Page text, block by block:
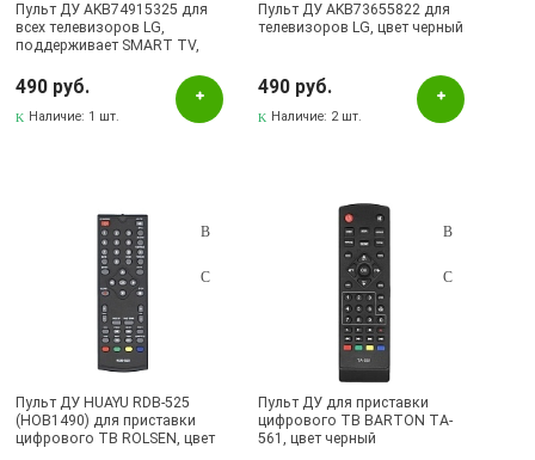
Пульт ДУ AKB74915325 для
всех телевизоров LG,
поддерживает SMART TV,
490 руб.
Наличие: 1 шт.
Пульт ДУ AKB73655822 для
телевизоров LG, цвет черный
490 руб.
Наличие: 2 шт.
Пульт ДУ HUAYU RDB-525
(HOB1490) для приставки
цифрового ТВ ROLSEN, цвет
Пульт ДУ для приставки
цифрового ТВ BARTON TA-
561, цвет черный